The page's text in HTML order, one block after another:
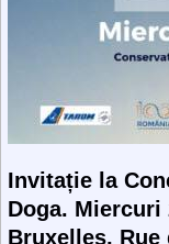
Invitație la
Doga. Miercuri
Bruxelles, Rue